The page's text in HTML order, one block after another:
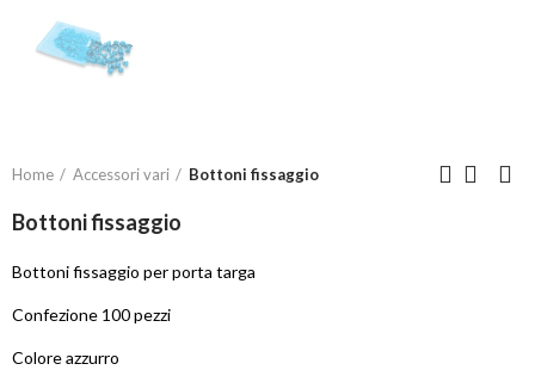
Home Accessori vari Bottoni fissaggio
Bottoni fissaggio
Bottoni fissaggio per porta targa
Confezione 100 pezzi
Colore azzurro